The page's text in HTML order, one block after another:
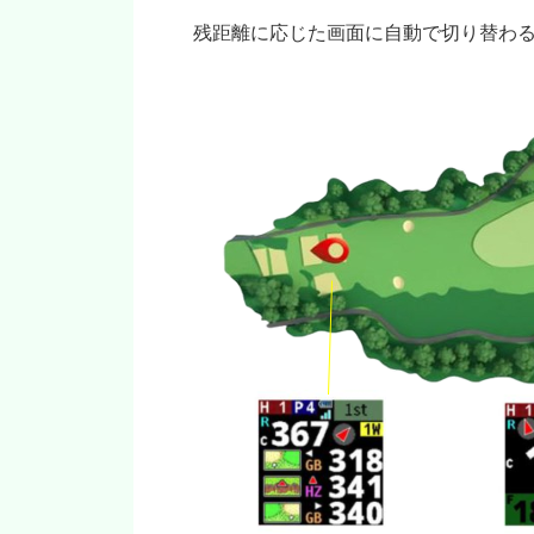
残距離に応じた画面に自動で切り替わ